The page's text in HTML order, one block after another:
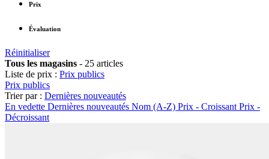
Prix
Évaluation
Réinitialiser
Tous les magasins - 25 articles
Liste de prix : Prix publics
Prix publics
Trier par : Dernières nouveautés
En vedette Dernières nouveautés Nom (A-Z) Prix - Croissant Prix -
Décroissant